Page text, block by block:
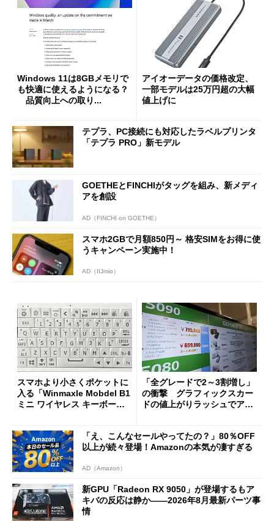
Windows 11は8GBメモリで
も快適に使えるようになる？
品質向上への取り...
アイオーデータの価格改定、
一部モデルは25万円超の大幅
値上げに
テプラ、PC接続にも対応したラベルプリンタ
「テプラ PRO」新モデル
GOETHEとFINCHIがタッグを組み、新メディ
アを創設
AD（FINCHI on GOETHE）
スマホ2GBで月額850円～ 格安SIMをお得に使
うキャンペーン実施中！
AD（IIJmio）
スマホより小さくポケットに
入る「Winmaxle Mobdel B1
ミニ ワイヤレス キーボー
「全グレードで2～3割増し」
の衝撃 グラフィックスカー
ドの値上がりラッシュでアキ
「え、こんなセールやってたの？」80％OFF
以上が続々登場！Amazonの本気が凄すぎる
AD（Amazon）
新GPU「Radeon RX 9050」が登場するもア
キバの反応は静か――2026年8月最新パーツ事
情